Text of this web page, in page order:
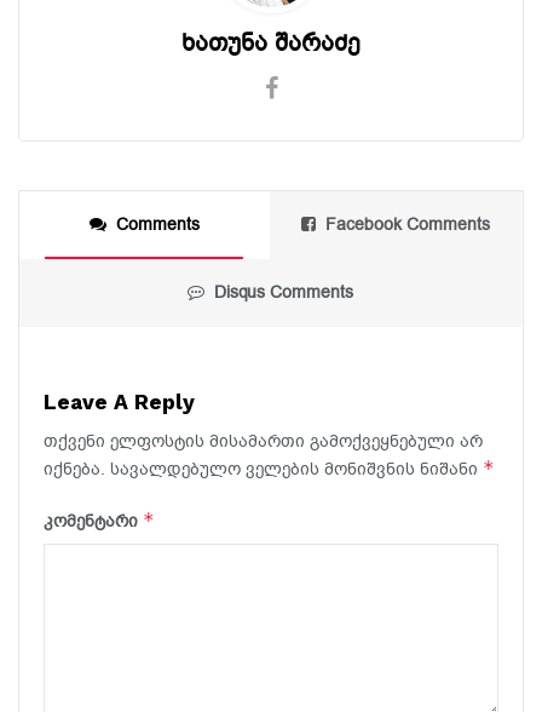
ხათუნა შარაძე
Comments Facebook Comments
Disqus Comments
Leave A Reply
თქვენი ელფოსტის მისამართი გამოქვეყნებული არ
იქნება. სავალდებულო ველების მონიშვნის ნიშანი *
კომენტარი *